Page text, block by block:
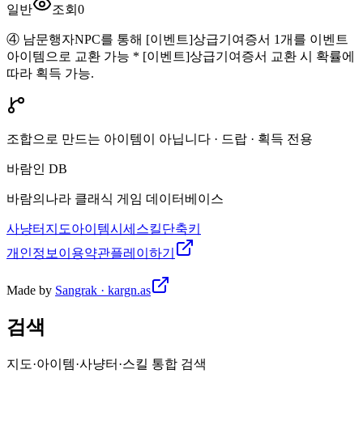
일반 조회 0
④ 남문행자NPC를 통해 [이벤트]상급기여증서 1개를 이벤트
아이템으로 교환 가능 * [이벤트]상급기여증서 교환 시 확률에
따라 획득 가능.
조합으로 만드는 아이템이 아닙니다 · 드랍 · 획득 전용
바람인 DB
바람의나라 클래식 게임 데이터베이스
사냥터 지도아이템시세 스킬단축키
개인정보 이용약관플레이하기
Made by Sangrak · kargn.as
검색
지도·아이템·사냥터·스킬 통합 검색